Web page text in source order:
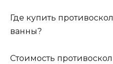
Где купить
ванны?
Стоимость